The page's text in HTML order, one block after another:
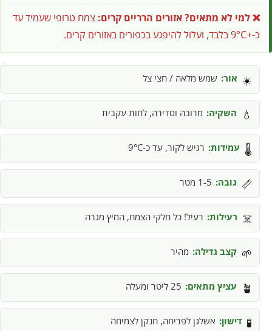
❌ למי לא מתאים?אזורים הרריים קרים: צמח טרופי שעמיד עד
כ-+9°C בלבד, ועלול להיפגע בכפורים באזורים קרים.
☀️ אור: שמש מלאה / חצי צל
💧 השקיה: מרובה וסדירה, לחות עקבית
🌡️ עמידות: רגיש לקור, עד כ-9°C
📏 גובה: 1-5 מטר
☠️ רעילות: רעיל! כל חלקי הצמח, המיץ מגרה
🌱 קצב גדילה: מהיר
🪴 עציץ מתאים: 25 ליטר ומעלה
🧪 דישון: אשלגן לפריחה, חנקן לצמיחה